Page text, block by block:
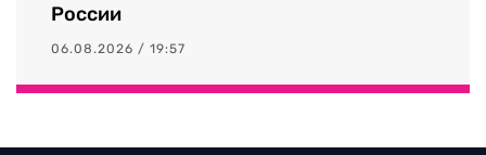
России
06.08.2026 / 19:57